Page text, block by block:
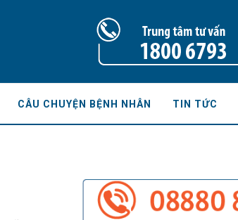
CÂU CHUYỆN BỆNH NHÂN TIN TỨC